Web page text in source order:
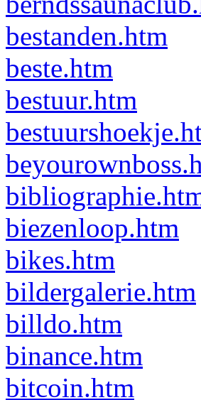
bestanden.htm
beste.htm
bestuur.htm
biezenloop.htm
bikes.htm
bildergalerie.htm
billdo.htm
binance.htm
bitcoin.htm